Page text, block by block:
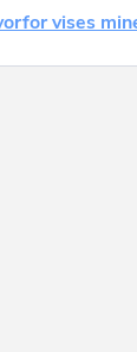
vises